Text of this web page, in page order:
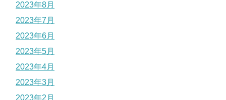
2023年8月
2023年7月
2023年6月
2023年5月
2023年4月
2023年3月
2023年2月